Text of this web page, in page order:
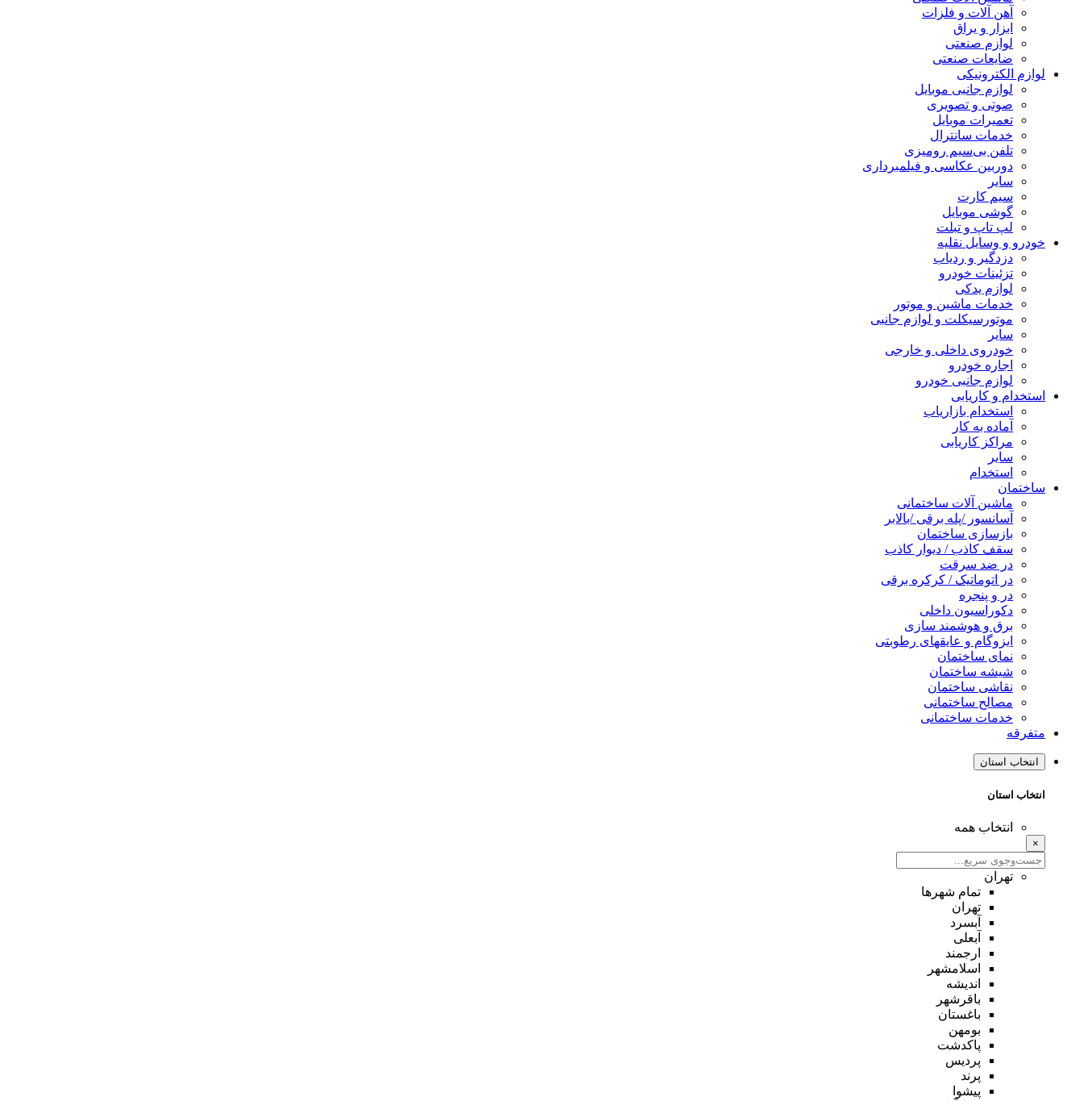
آهن آلات و فلزات
ابزار و یراق
لوازم صنعتی
ضایعات صنعتی
لوازم الکترونیکی
لوازم جانبی موبایل
صوتی و تصویری
تعمیرات موبایل
خدمات سانترال
تلفن بی‌سیم رومیزی
دوربین عکاسی و فیلمبرداری
سایر
سیم کارت
گوشی موبایل
لپ تاپ و تبلت
خودرو و وسایل نقلیه
دزدگیر و ردیاب
تزئینات خودرو
لوازم یدکی
خدمات ماشین و موتور
موتورسیکلت و لوازم جانبی
سایر
خودروی داخلی و خارجی
اجاره خودرو
لوازم جانبی خودرو
استخدام و کاریابی
استخدام بازاریاب
آماده به کار
مراکز کاریابی
سایر
استخدام
ساختمان
ماشین آلات ساختمانی
آسانسور /پله برقی /بالابر
بازسازی ساختمان
سقف کاذب / دیوار کاذب
در ضد سرقت
در اتوماتیک / کرکره برقی
در و پنجره
دکوراسیون داخلی
برق و هوشمند سازی
ایزوگام و عایقهای رطوبتی
نمای ساختمان
شیشه ساختمان
نقاشی ساختمان
مصالح ساختمانی
خدمات ساختمانی
متفرقه
انتخاب استان
انتخاب استان
انتخاب همه
×
تهران
تمام شهر‌ها
تهران
آبسرد
آبعلی
ارجمند
اسلامشهر
اندیشه
باقرشهر
باغستان
بومهن
پاکدشت
پردیس
پرند
پیشوا